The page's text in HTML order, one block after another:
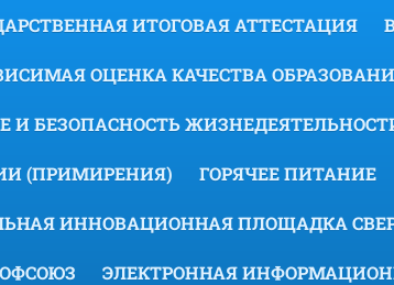
ИТОГОВАЯ АТТЕСТАЦИЯ
ОЦЕНКА КАЧЕСТВА
И БЕЗОПАСНОСТЬ
(ПРИМИРЕНИЯ) ГОРЯЧЕЕ ПИТАНИЕ
ИННОВАЦИОННАЯ ПЛОЩАДКА
ЭЛЕКТРОННАЯ